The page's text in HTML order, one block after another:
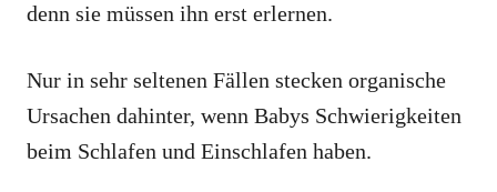
denn sie müssen ihn erst erlernen.
Nur in sehr seltenen Fällen stecken organische
Ursachen dahinter, wenn Babys Schwierigkeiten
beim Schlafen und Einschlafen haben.